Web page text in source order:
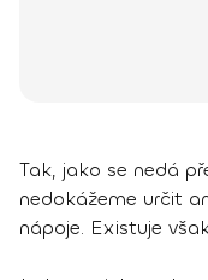
Tak, jako se nedá
nedokážeme určit
nápoje. Existuje